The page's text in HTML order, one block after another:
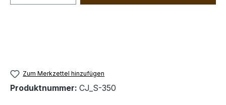
Zum Merkzettel hinzufügen
Produktnummer: CJ_S-350